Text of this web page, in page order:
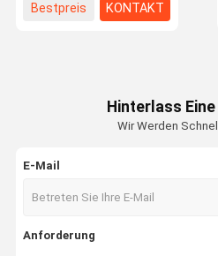
Laser-Expander-Linse
Lasersicherheitsschutzbrillen
45 Grad-reflektierende Linse
Spektroskop
Bestpreis
KONTAKT
Hinterlass
Wir Werden
E-Mail
Anforderung